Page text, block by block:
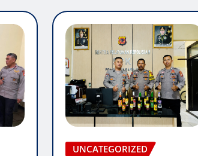
UNCATEGORIZED